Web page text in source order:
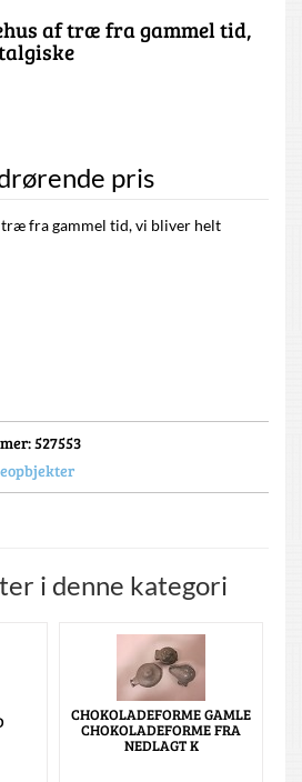
af træ fra gammel tid,
pris
træ fra gammel tid, vi bliver helt
: 527553
i denne kategori
CHOKOLADEFORME GAMLE
CHOKOLADEFORME FRA
NEDLAGT K